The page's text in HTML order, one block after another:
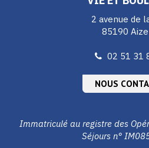
2 avenue de
85190
02 51 31
NOUS
Immatriculé au registre des
Séjours n°